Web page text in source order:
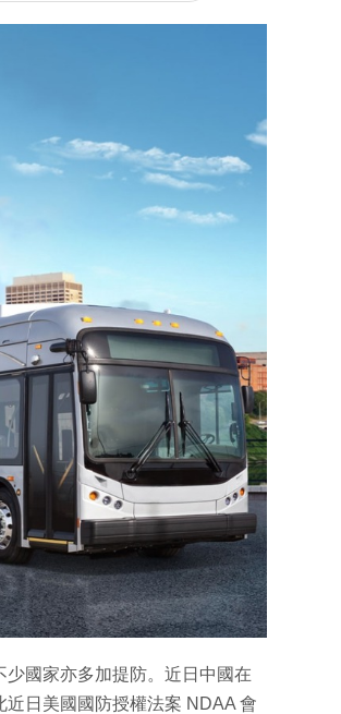
國家亦多加提防。近日中國在
日美國國防授權法案 NDAA 會